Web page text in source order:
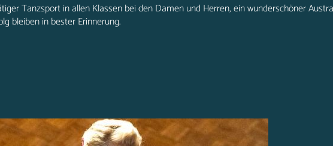
Tanzsport in allen Klassen bei den Damen und Herren, ein wunderschöner
bleiben in bester Erinnerung.